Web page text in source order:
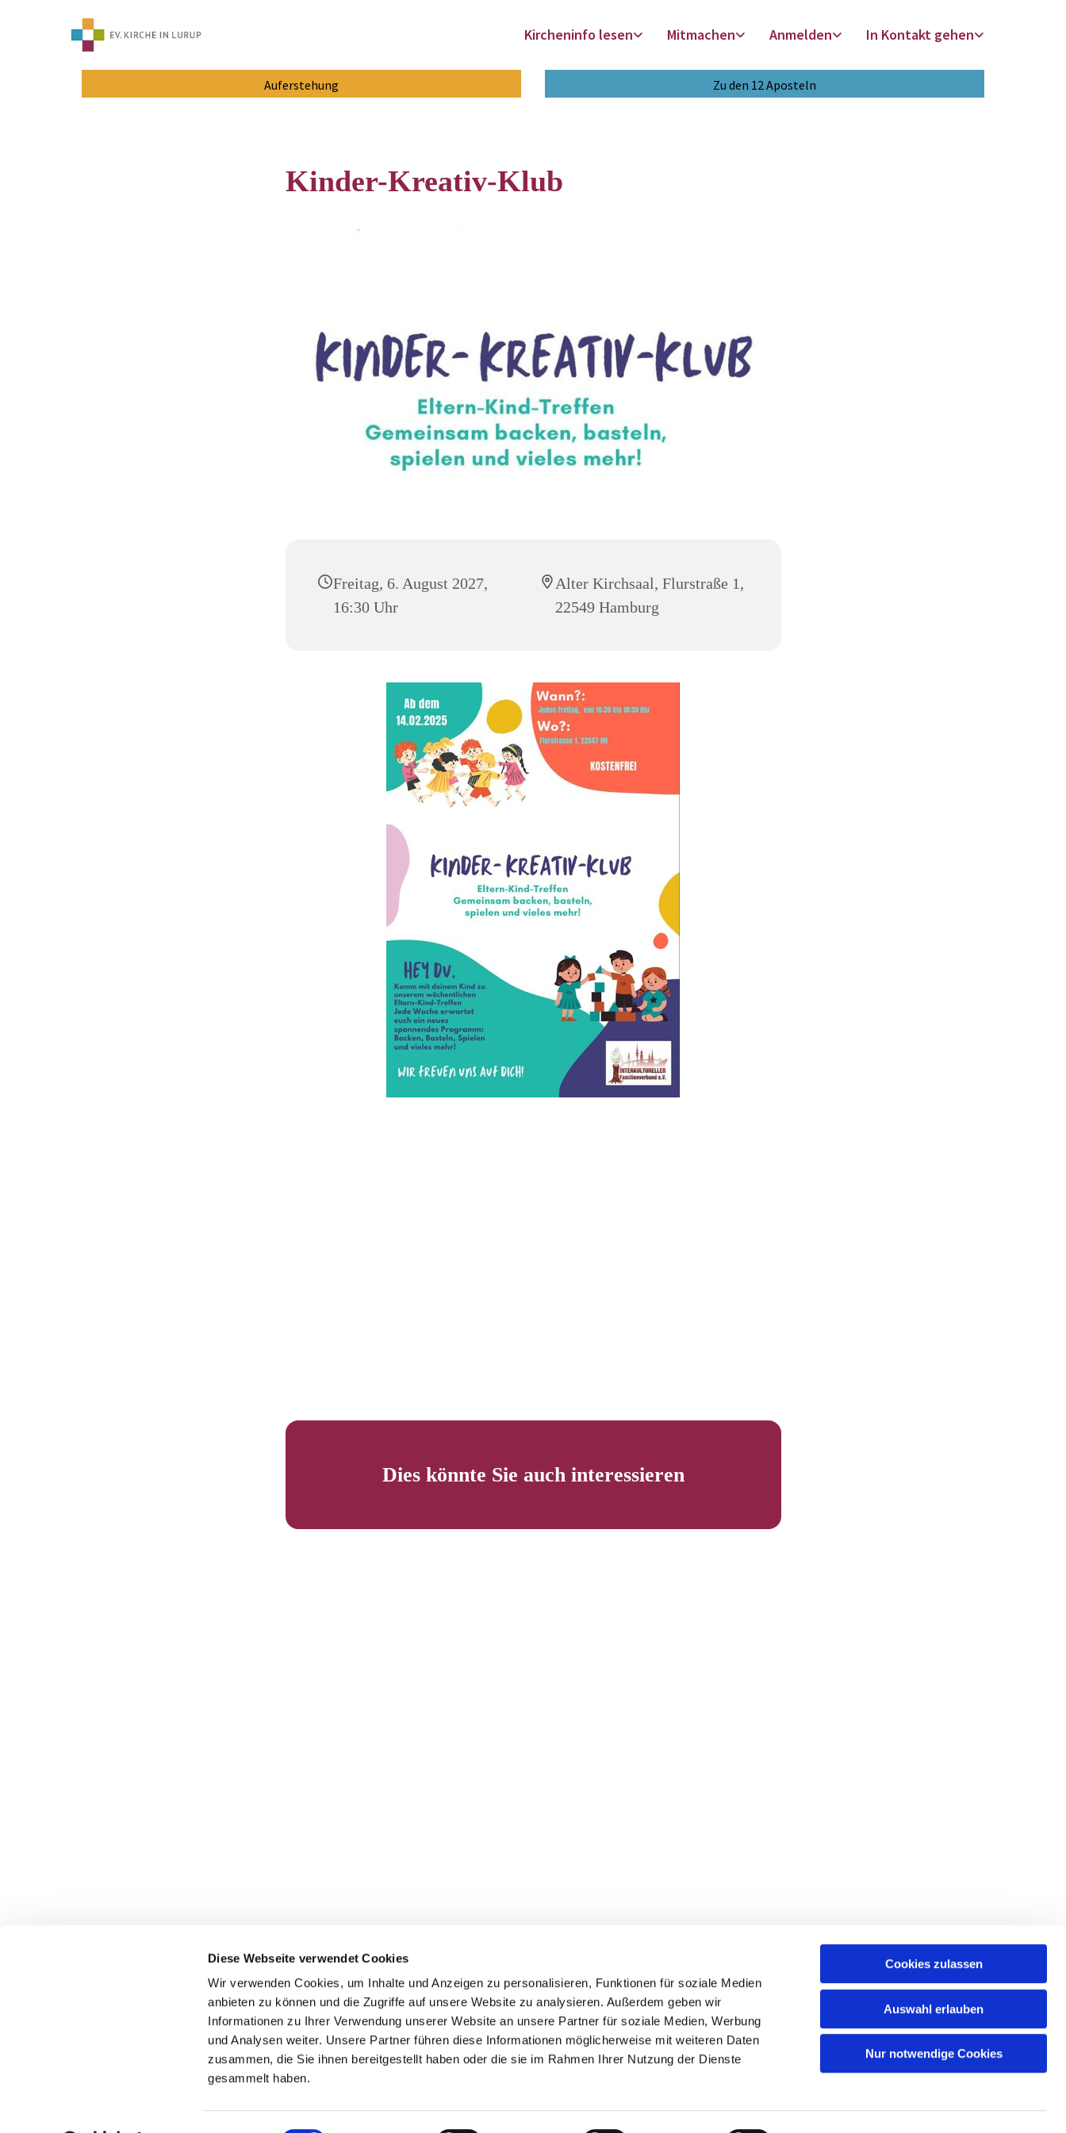
Diese Webseite verwendet Cookies
Wir verwenden Cookies, um Inhalte und Anzeigen zu personalisieren, Funktionen für soziale Medien
anbieten zu können und die Zugriffe auf unsere Website zu analysieren. Außerdem geben wir
Informationen zu Ihrer Verwendung unserer Website an unsere Partner für soziale Medien, Werbung
und Analysen weiter. Unsere Partner führen diese Informationen möglicherweise mit weiteren Daten
zusammen, die Sie ihnen bereitgestellt haben oder die sie im Rahmen Ihrer Nutzung der Dienste
gesammelt haben.
Cookies zulassen
Auswahl erlauben
Nur notwendige Cookies
Kircheninfo lesen Mitmachen Anmelden In Kontakt gehen
Auferstehung Zu den 12 Aposteln
Kinder-Kreativ-Klub
Freitag, 6. August 2027,
16:30 Uhr
Alter Kirchsaal, Flurstraße 1,
22549 Hamburg
Dies könnte Sie auch interessieren
Impressum Datenschutzerklärung ChurchDesk-Login